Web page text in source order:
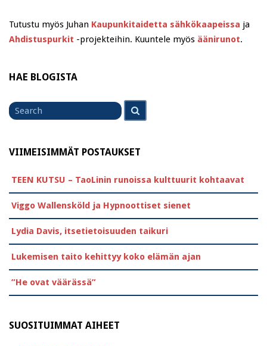
Tutustu myös Juhan Kaupunkitaidetta sähkökaapeissa ja
Ahdistuspurkit -projekteihin. Kuuntele myös äänirunot.
HAE BLOGISTA
for
VIIMEISIMMÄT POSTAUKSET
TEEN KUTSU – TaoLinin runoissa kulttuurit kohtaavat
Viggo Wallensköld ja Hypnoottiset sienet
Lydia Davis, itsetietoisuuden taikuri
Lukemisen taito kehittyy koko elämän ajan
”He ovat väärässä”
SUOSITUIMMAT AIHEET